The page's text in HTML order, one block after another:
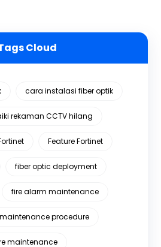
Cloud
cara instalasi fiber optik
rekaman CCTV hilang
Feature Fortinet
fiber optic deployment
fire alarm maintenance
procedure
maintenance